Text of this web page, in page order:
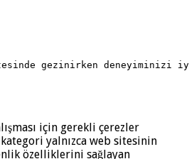
gezinirken deneyiminizi
için gerekli çerezler
yalnızca web sitesinin
özelliklerini sağlayan